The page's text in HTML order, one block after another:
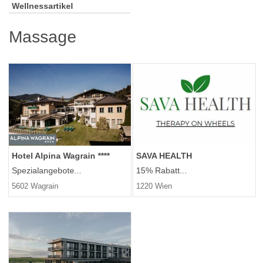
Wellnessartikel
Massage
Hotel Alpina Wagrain ****
Spezialangebote...
5602 Wagrain
SAVA HEALTH
15% Rabatt...
1220 Wien